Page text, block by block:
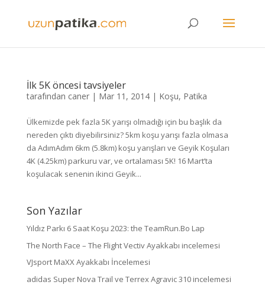
İlk 5K öncesi tavsiyeler
tarafından caner| Mar 11, 2014| Koşu, Patika
Ülkemizde pek fazla 5K yarışı olmadığı için bu başlık da
nereden çıktı diyebilirsiniz? 5km koşu yarışı fazla olmasa
da AdımAdım 6km (5.8km) koşu yarışları ve Geyik Koşuları
4K (4.25km) parkuru var, ve ortalaması 5K! 16 Mart’ta
koşulacak senenin ikinci Geyik...
Son Yazılar
Yıldız Parkı 6 Saat Koşu 2023: the TeamRun.Bo Lap
The North Face – The Flight Vectiv Ayakkabı incelemesi
VJsport MaXX Ayakkabı İncelemesi
adidas Super Nova Trail ve Terrex Agravic 310 incelemesi